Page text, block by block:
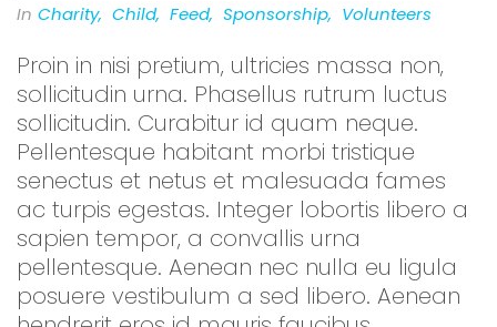
In Charity, Child, Feed, Sponsorship, Volunteers
Proin in nisi pretium, ultricies massa non,
sollicitudin urna. Phasellus rutrum luctus
sollicitudin. Curabitur id quam neque.
Pellentesque habitant morbi tristique
senectus et netus et malesuada fames
ac turpis egestas. Integer lobortis libero a
sapien tempor, a convallis urna
pellentesque. Aenean nec nulla eu ligula
posuere vestibulum a sed libero. Aenean